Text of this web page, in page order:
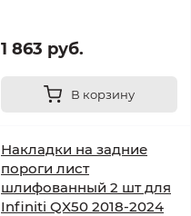
1 863 руб.
В корзину
Накладки на задние
пороги лист
шлифованный 2 шт для
Infiniti QX50 2018-2024